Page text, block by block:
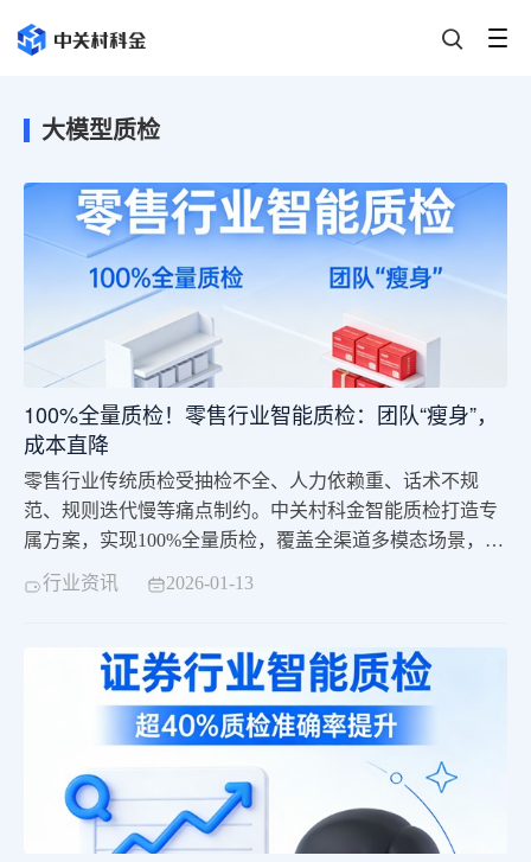
大模型质检
100%全量质检！零售行业智能质检：团队“瘦身”，
成本直降
零售行业传统质检受抽检不全、人力依赖重、话术不规
范、规则迭代慢等痛点制约。中关村科金智能质检打造专
属方案，实现100%全量质检，覆盖全渠道多模态场景，支
持50+行业标准方案开箱即用，规则一键迭代，助力企业
质检团队瘦身、审核效率提升70%+，兼顾合规管控与服务
行业资讯 2026-01-13